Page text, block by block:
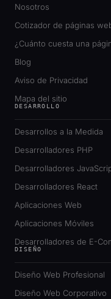
Nosotros
Cotizador de páginas
¿Cuánto cuesta una
Blog
Aviso de Privacidad
Mapa del sitio
DESARROLLO
Desarrollos a la Medida
Desarrolladores PHP
Desarrolladores
Desarrolladores React
Aplicaciones Web
Aplicaciones Móviles
Desarrolladores de E-
DISEÑO
Diseño Web Profesional
Diseño Web Corporativo